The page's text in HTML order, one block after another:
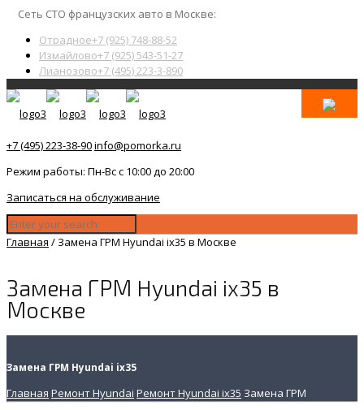
Сеть СТО французских авто в Москве:
Отрадное+7 (925) 748-88-52
Измайлово+7 (925) 543-51-27
Лианозово+7 (495) 223-3-890
+7 (495) 223-38-90info@pomorka.ru
Режим работы: Пн-Вс с 10:00 до 20:00
Записаться на обслуживание
Главная / Замена ГРМ Hyundai ix35 в Москве
Замена ГРМ Hyundai ix35 в
Москве
Замена ГРМ Hyundai ix35
Главная Ремонт Hyundai Ремонт Hyundai ix35 Замена ГРМ